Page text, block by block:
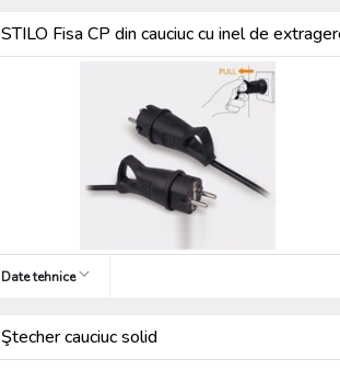
STILO Fisa CP din cauciuc cu inel de
Date tehnice
Ştecher cauciuc solid